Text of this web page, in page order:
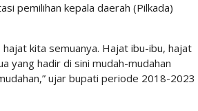
pemilihan kepala daerah (Pilkada)
hajat kita semuanya. Hajat ibu-ibu, hajat
yang hadir di sini mudah-mudahan
ujar bupati periode 2018-2023